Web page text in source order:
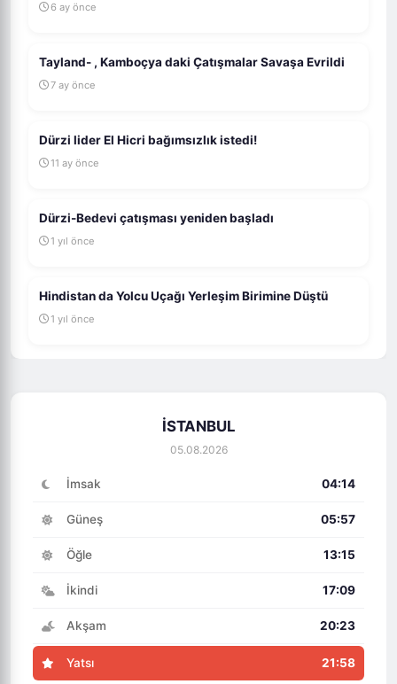
6 ay önce
Tayland- , Kamboçya daki Çatışmalar Savaşa Evrildi
7 ay önce
Dürzi lider El Hicri bağımsızlık istedi!
11 ay önce
Dürzi-Bedevi çatışması yeniden başladı
1 yıl önce
Hindistan da Yolcu Uçağı Yerleşim Birimine Düştü
1 yıl önce
İSTANBUL
05.08.2026
İmsak 04:14
Güneş 05:57
Öğle 13:15
İkindi 17:09
Akşam 20:23
Yatsı 21:58